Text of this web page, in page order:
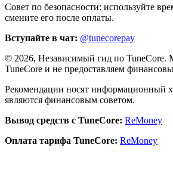
Совет по безопасности: используйте
смените его после оплаты.
Вступайте в чат: @tunecorepay
© 2026, Независимый гид по TuneCore.
TuneCore и не предоставляем
Рекомендации носят информационный
являются финансовым советом.
Вывод средств с TuneCore: ReMoney
Оплата тарифа TuneCore: ReMoney